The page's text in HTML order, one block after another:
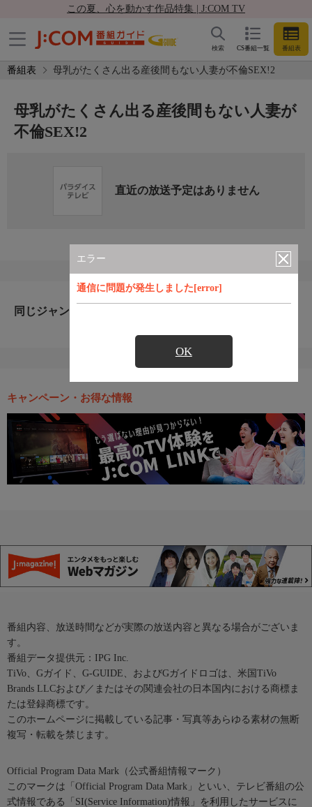
この夏、心を動かす作品特集 | J:COM TV
CS番組一覧 番組表
検索
番組表 母乳がたくさん出る産後間もない人妻が不倫SEX!2
エラー
通信に問題が発生しました[error]
OK
母乳がたくさん出る産後間もない人妻が
不倫SEX!2
直近の放送予定はありません
同じジャンルのおすすめ番組
キャンペーン・お得な情報
番組内容、放送時間などが実際の放送内容と異なる場合がございま
す。
番組データ提供元：IPG Inc.
TiVo、Gガイド、G-GUIDE、およびGガイドロゴは、米国TiVo
Brands LLCおよび／またはその関連会社の日本国内における商標ま
たは登録商標です。
このホームページに掲載している記事・写真等あらゆる素材の無断
複写・転載を禁じます。
Official Program Data Mark（公式番組情報マーク）
このマークは「Official Program Data Mark」といい、テレビ番組の公
式情報である「SI(Service Information)情報」を利用したサービスに